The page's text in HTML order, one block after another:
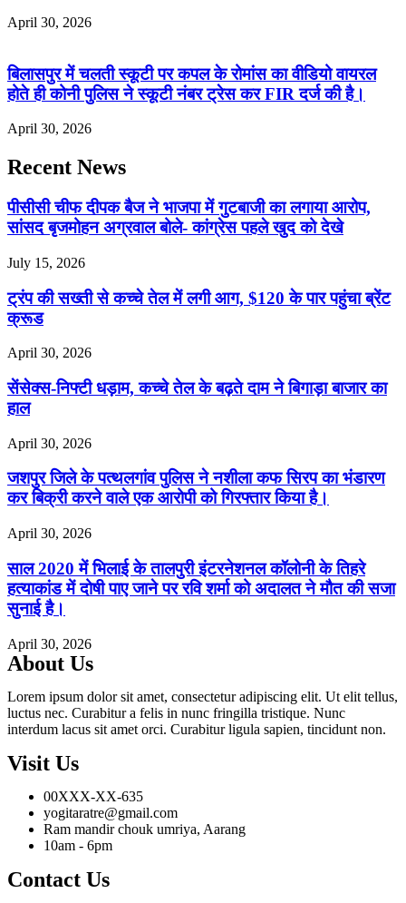
April 30, 2026
बिलासपुर में चलती स्कूटी पर कपल के रोमांस का वीडियो वायरल
होते ही कोनी पुलिस ने स्कूटी नंबर ट्रेस कर FIR दर्ज की है।
April 30, 2026
Recent News
पीसीसी चीफ दीपक बैज ने भाजपा में गुटबाजी का लगाया आरोप,
सांसद बृजमोहन अग्रवाल बोले- कांग्रेस पहले खुद को देखे
July 15, 2026
ट्रंप की सख्ती से कच्चे तेल में लगी आग, $120 के पार पहुंचा ब्रेंट
क्रूड
April 30, 2026
सेंसेक्स-निफ्टी धड़ाम, कच्चे तेल के बढ़ते दाम ने बिगाड़ा बाजार का
हाल
April 30, 2026
जशपुर जिले के पत्थलगांव पुलिस ने नशीला कफ सिरप का भंडारण
कर बिक्री करने वाले एक आरोपी को गिरफ्तार किया है।
April 30, 2026
साल 2020 में भिलाई के तालपुरी इंटरनेशनल कॉलोनी के तिहरे
हत्याकांड में दोषी पाए जाने पर रवि शर्मा को अदालत ने मौत की सजा
सुनाई है।
April 30, 2026
About Us
Lorem ipsum dolor sit amet, consectetur adipiscing elit. Ut elit tellus,
luctus nec. Curabitur a felis in nunc fringilla tristique. Nunc
interdum lacus sit amet orci. Curabitur ligula sapien, tincidunt non.
Visit Us
00XXX-XX-635
yogitaratre@gmail.com
Ram mandir chouk umriya, Aarang
10am - 6pm
Contact Us